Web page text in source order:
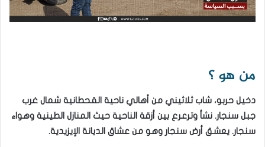
من هو ؟
دخيل حربو، شاب ثلاثيني من أهالي ناحية القحطانية شمال غرب
جبل سنجار. نشأ وترعرع بين أزقة الناحية حيث المنازل الطينية وهواء
سنجار. يعشق أرض سنجار وهو من عشاق الديانة الإيزيدية.